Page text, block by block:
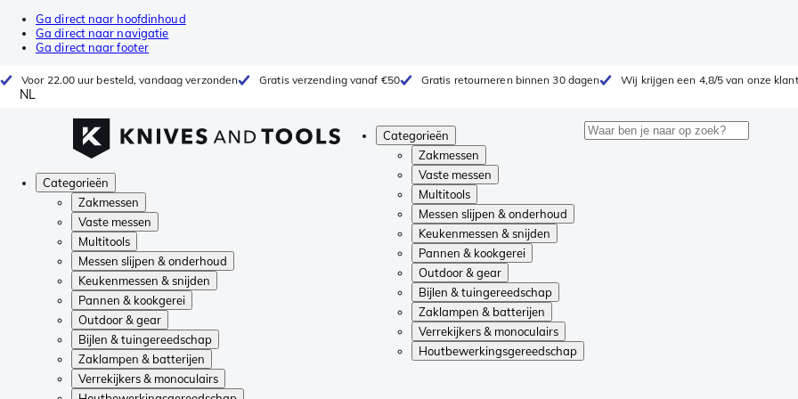
Ga direct naar hoofdinhoud
Ga direct naar navigatie
Ga direct naar footer
Voor 22.00 uur besteld, vandaag verzonden Gratis verzending vanaf €50 Gratis retourneren binnen 30 dagen Wij krijgen een 4,8/5 van onze
NL
Categorieën
Zakmessen
Vaste messen
Multitools
Messen slijpen & onderhoud
Keukenmessen & snijden
Pannen & kookgerei
Outdoor & gear
Bijlen & tuingereedschap
Zaklampen & batterijen
Verrekijkers & monoculairs
Houtbewerkingsgereedschap
Categorieën
Zakmessen
Vaste messen
Multitools
Messen slijpen & onderhoud
Keukenmessen & snijden
Pannen & kookgerei
Outdoor & gear
Bijlen & tuingereedschap
Zaklampen & batterijen
Verrekijkers & monoculairs